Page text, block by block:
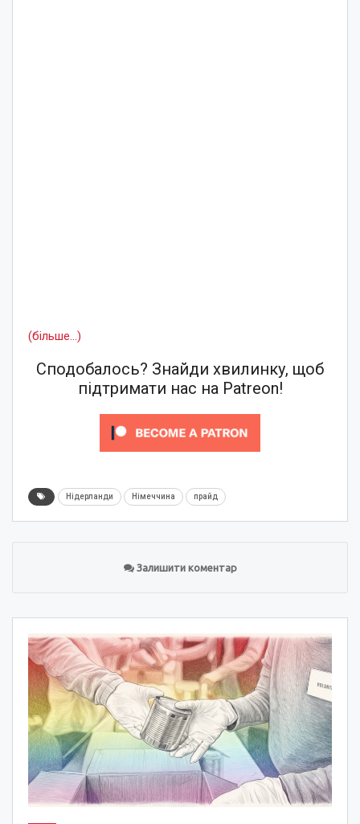
(більше…)
Сподобалось? Знайди хвилинку, щоб
підтримати нас на Patreon!
Нідерланди Німеччина прайд
Залишити коментар